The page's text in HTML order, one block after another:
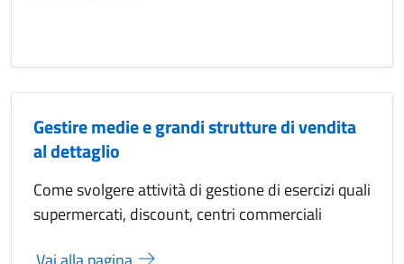
Gestire medie e grandi strutture di vendita
al dettaglio
Come svolgere attività di gestione di esercizi quali
supermercati, discount, centri commerciali